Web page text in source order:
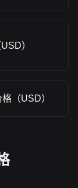
）
（USD）